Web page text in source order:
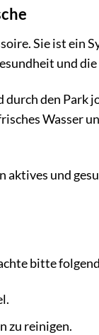
Sie ist ein
und
den Park
Wasser
und
bitte
zu reinigen.